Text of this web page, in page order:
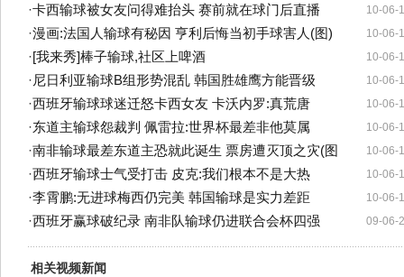
10-06-
·卡西输球被女友问得难抬头 赛前就在球门后直播
10-06-
·漫画:法国人输球有秘因 亨利后悔当初手球害人(图)
10-06-
·[我来秀]棒子输球,社区上啤酒
10-06-
·尼日利亚输球B组形势混乱 韩国胜雄鹰方能晋级
10-06-
·西班牙输球球迷迁怒卡西女友 卡沃内罗:真荒唐
10-06-
·东道主输球怨裁判 佩雷拉:世界杯最差非他莫属
10-06-
·南非输球最差东道主恐就此诞生 票房遭灭顶之灾(图
10-06-
·西班牙输球士气受打击 皮克:我们根本不是大热
10-06-
·李霄鹏:无进球梅西仍完美 韩国输球是实力差距
09-06-
·西班牙赢球破纪录 南非队输球仍进联合会杯四强
相关视频新闻